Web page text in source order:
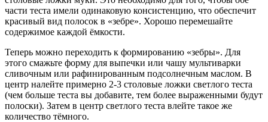
части теста имели одинаковую консистенцию, что обеспечит
красивый вид полосок в «зебре». Хорошо перемешайте
содержимое каждой ёмкости.
Теперь можно переходить к формированию «зебры». Для
этого смажьте форму для выпечки или чашу мультиварки
сливочным или рафинированным подсолнечным маслом. В
центр налейте примерно 2-3 столовые ложки светлого теста
(чем больше теста вы добавите, тем более выраженными будут
полоски). Затем в центр светлого теста влейте такое же
количество тёмного.